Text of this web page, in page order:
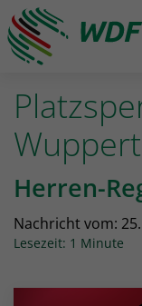
Herren-
Nachricht vom:
Lesezeit: 1 Minute